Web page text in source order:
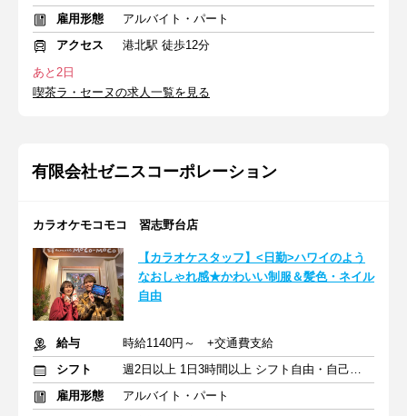
雇用形態
アルバイト・パート
アクセス
港北駅 徒歩12分
あと2日
喫茶ラ・セーヌの求人一覧を見る
有限会社ゼニスコーポレーション
カラオケモコモコ 習志野台店
【カラオケスタッフ】<日勤>ハワイのよう
なおしゃれ感★かわいい制服＆髪色・ネイル
自由
給与
時給1140円～ +交通費支給
シフト
週2日以上 1日3時間以上 シフト自由・自己申告
雇用形態
アルバイト・パート